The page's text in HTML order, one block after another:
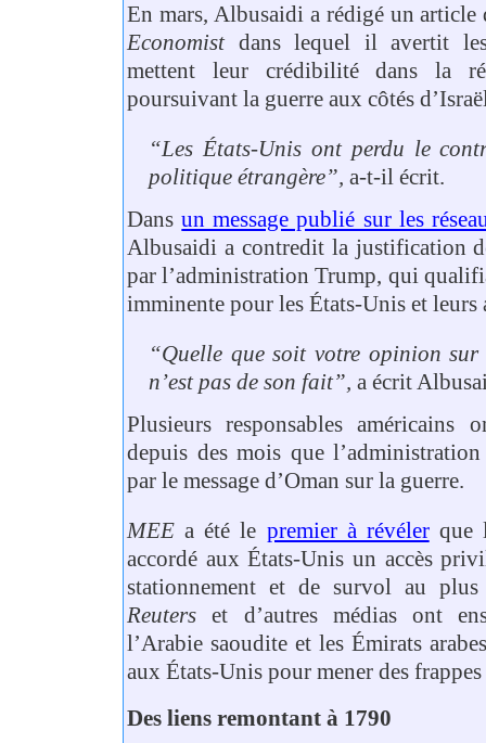
En mars, Albusaidi a rédigé un
Economistdans lequel il avertit les
mettent leur crédibilité dans la
poursuivant la guerre aux côtés
“Les États-Unis ont perdu le
politique étrangère”, a-t-il écrit.
Dansun message publié sur les
Albusaidi a contredit la justification
par l’administration Trump, qui
imminente pour les États-Unis et leurs
“Quelle que soit votre opinion sur
n’est pas de son fait”, a écrit
Plusieurs responsables
depuis des mois que
par le message d’Oman sur la guerre.
MEE a été le premier à révélerque
accordé aux États-Unis un accès
stationnement et de survol au
Reuters et d’autres médias ont
l’Arabie saoudite et les Émirats
aux États-Unis pour mener des
Des liens remontant à 1790